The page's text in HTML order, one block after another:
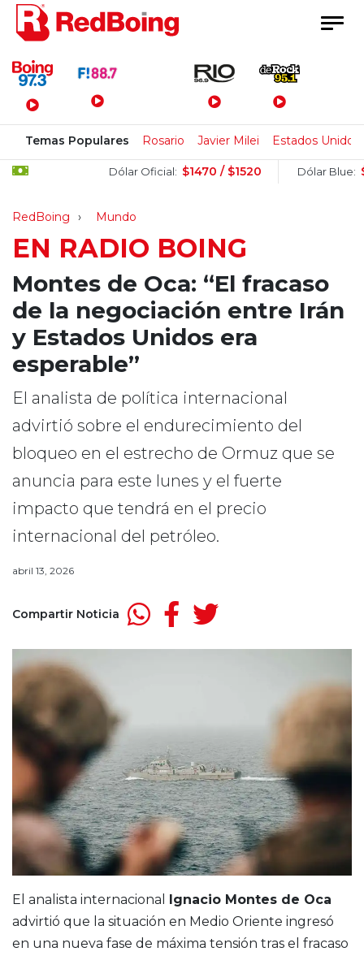
Menú Principal
Temas Populares Rosario Javier Milei Estados Unidos
Dólar Oficial: $1470 / $1520 Dólar Blue:
RedBoing Mundo
EN RADIO BOING
Montes de Oca: “El fracaso
de la negociación entre Irán
y Estados Unidos era
esperable”
El analista de política internacional
advirtió sobre el endurecimiento del
bloqueo en el estrecho de Ormuz que se
anuncia para este lunes y el fuerte
impacto que tendrá en el precio
internacional del petróleo.
abril 13, 2026
Compartir Noticia
El analista internacional Ignacio Montes de Oca
advirtió que la situación en Medio Oriente ingresó
en una nueva fase de máxima tensión tras el fracaso